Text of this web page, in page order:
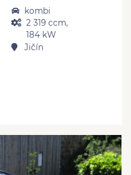
kombi
2 319 ccm,
184 kW
Jičín